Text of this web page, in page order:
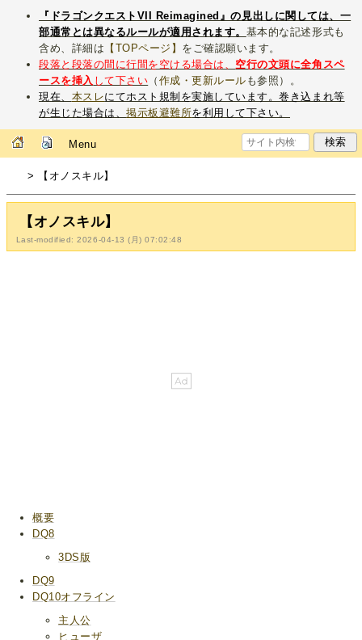
『ドラゴンクエストVII Reimagined』の見出しに関しては、一
部通常とは異なるルールが適用されます。 基本的な記述形式も
含め、詳細は 【TOPページ】 をご確認願います。
段落と段落の間に行間を空ける場合は、 空行の文頭に全角スペ
ースを挿入 して下さい （ 作成・更新ルール も参照）。
現在、 本スレにてホスト規制を実施しています。巻き込まれ等
が生じた場合は、掲示板避難所を利用して下さい。
Menu
> 【オノスキル】
【オノスキル】
Last-modified: 2026-04-13 (月) 07:02:48
概要
DQ8
3DS版
DQ9
DQ10オフライン
主人公
ヒューザ